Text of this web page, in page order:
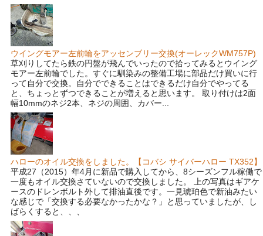
ウイングモアー左前輪をアッセンブリー交換(オーレックWM757P)
草刈りしてたら鉄の円盤が飛んでいったので拾ってみるとウイング
モアー左前輪でした。すぐに馴染みの整備工場に部品だけ買いに行
って自分で交換。自分でできることはできるだけ自分でやってる
と、ちょっとずつできることが増えると思います。 取り付けは2面
幅10mmのネジ2本、ネジの周囲、カバー...
ハローのオイル交換をしました。【コバシ サイバーハロー TX352】
平成27（2015）年4月に新品で購入してから、8シーズンフル稼働で
一度もオイル交換さていないので交換しました。 上の写真はギアケ
ースのドレンボルト外して排油直後です。一見琥珀色で新油みたい
な感じで「交換する必要なかったかな？」と思っていましたが、し
ばらくすると、、、